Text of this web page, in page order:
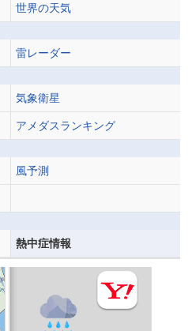
世界の天気
雷レーダー
気象衛星
アメダスランキング
風予測
熱中症情報